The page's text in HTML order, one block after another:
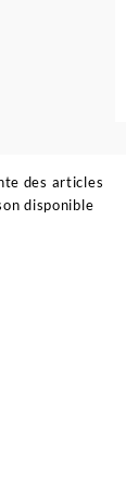
des articles
disponible